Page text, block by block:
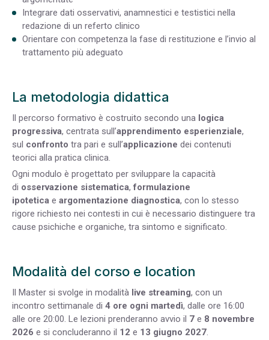
Integrare dati osservativi, anamnestici e testistici nella
redazione di un referto clinico
Orientare con competenza la fase di restituzione e l’invio al
trattamento più adeguato
La metodologia didattica
Il percorso formativo è costruito secondo una logica
progressiva, centrata sull’apprendimento esperienziale,
sul confronto tra pari e sull’applicazione dei contenuti
teorici alla pratica clinica.
Ogni modulo è progettato per sviluppare la capacità
di osservazione sistematica, formulazione
ipotetica e argomentazione diagnostica, con lo stesso
rigore richiesto nei contesti in cui è necessario distinguere tra
cause psichiche e organiche, tra sintomo e significato.
Modalità del corso e location
Il Master si svolge in modalità live streaming, con un
incontro settimanale di 4 ore ogni martedì, dalle ore 16:00
alle ore 20:00. Le lezioni prenderanno avvio il 7 e 8 novembre
2026 e si concluderanno il 12 e 13 giugno 2027.